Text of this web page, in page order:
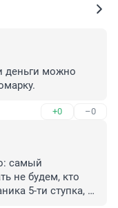
деньги можно
+0 –0
самый
не будем, кто
5-ти ступка, в